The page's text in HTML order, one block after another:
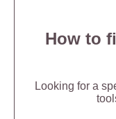
How to
Looking for a